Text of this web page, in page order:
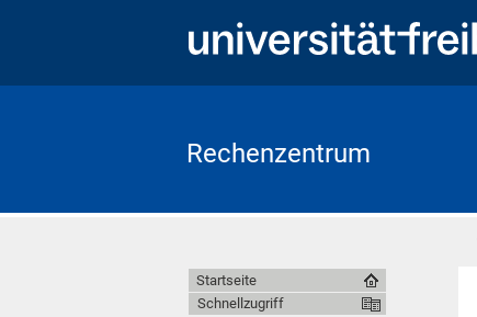
Rechenzentrum
Startseite
Schnellzugriff